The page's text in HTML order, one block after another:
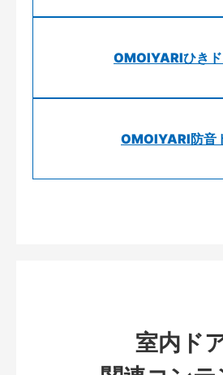
OMOIYARIひき
OMOIYARI防音
室内ド